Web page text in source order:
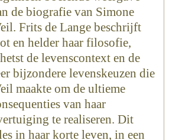
de biografie van Simone
Frits de Lange beschrijft
en helder haar filosofie,
de levenscontext en de
bijzondere levenskeuzen die
maakte om de ultieme
van haar
te realiseren. Dit
in haar korte leven, in een